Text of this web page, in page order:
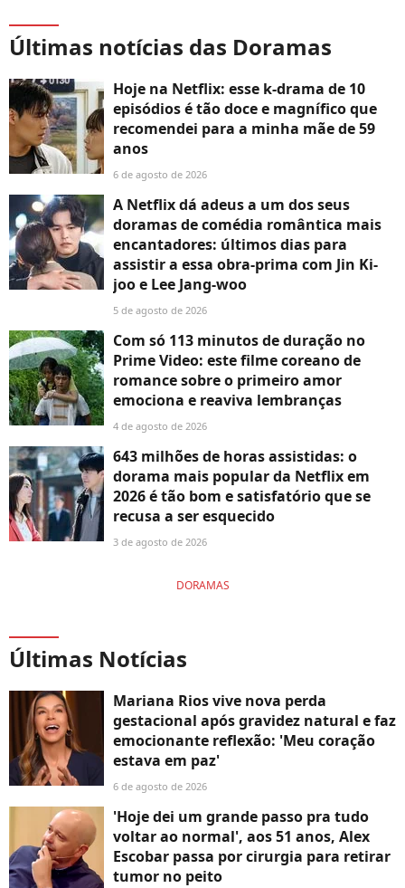
Últimas notícias das Doramas
Hoje na Netflix: esse k-drama de 10
episódios é tão doce e magnífico que
recomendei para a minha mãe de 59
anos
6 de agosto de 2026
A Netflix dá adeus a um dos seus
doramas de comédia romântica mais
encantadores: últimos dias para
assistir a essa obra-prima com Jin Ki-
joo e Lee Jang-woo
5 de agosto de 2026
Com só 113 minutos de duração no
Prime Video: este filme coreano de
romance sobre o primeiro amor
emociona e reaviva lembranças
4 de agosto de 2026
643 milhões de horas assistidas: o
dorama mais popular da Netflix em
2026 é tão bom e satisfatório que se
recusa a ser esquecido
3 de agosto de 2026
DORAMAS
Últimas Notícias
Mariana Rios vive nova perda
gestacional após gravidez natural e faz
emocionante reflexão: 'Meu coração
estava em paz'
6 de agosto de 2026
'Hoje dei um grande passo pra tudo
voltar ao normal', aos 51 anos, Alex
Escobar passa por cirurgia para retirar
tumor no peito